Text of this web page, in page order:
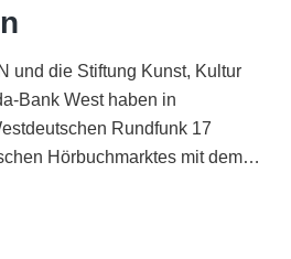
und die Stiftung Kunst, Kultur
Bank West haben in
Rundfunk 17
Hörbuchmarktes mit dem…